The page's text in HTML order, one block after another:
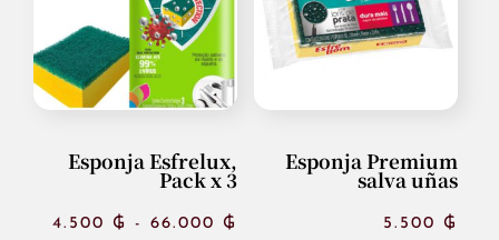
31.200 ₲
Esponja Esfrelux,
Pack x 3
4.500 ₲ - 66.000 ₲
Esponja Premium
salva uñas
5.500 ₲